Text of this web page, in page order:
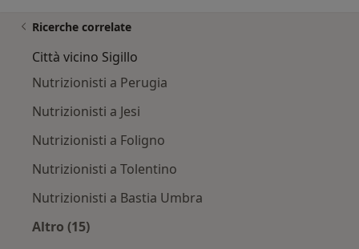
Ricerche correlate
Città vicino Sigillo
Nutrizionisti a Perugia
Nutrizionisti a Jesi
Nutrizionisti a Foligno
Nutrizionisti a Tolentino
Nutrizionisti a Bastia Umbra
Altro (15)